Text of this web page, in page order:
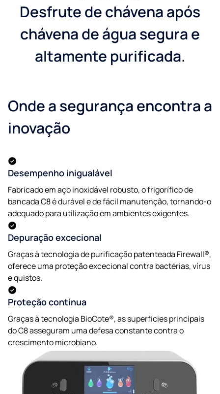
Desfrute de chávena após
chávena de água segura e
altamente purificada.
Onde a segurança encontra a
inovação
Desempenho inigualável
Fabricado em aço inoxidável robusto, o frigorífico de
bancada C8 é durável e de fácil manutenção, tornando-o
adequado para utilização em ambientes exigentes.
Depuração excecional
Graças à tecnologia de purificação patenteada Firewall®,
oferece uma proteção excecional contra bactérias, vírus
e quistos.
Proteção contínua
Graças à tecnologia BioCote®, as superfícies principais
do C8 asseguram uma defesa constante contra o
crescimento microbiano.